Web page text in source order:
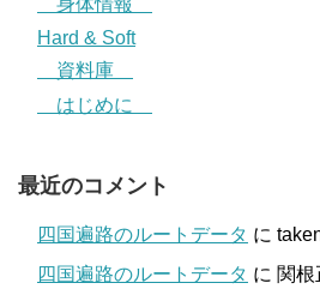
Hard & Soft
資料庫
はじめに
最近のコメント
四国遍路のルートデータ に
四国遍路のルートデータ に 関根